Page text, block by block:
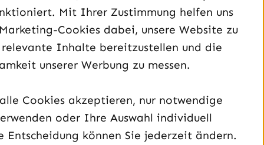
040 – 182 295 901
Mo-Fr, 08:00 - 16:00 Uhr
Vertrag widerrufen
Mit Ihrer Zustimmung helfen uns
Cookies dabei, unsere Website zu
relevante Inhalte bereitzustellen und die
unserer Werbung zu messen.
Cookies akzeptieren, nur notwendige
oder Ihre Auswahl individuell
Entscheidung können Sie jederzeit ändern.